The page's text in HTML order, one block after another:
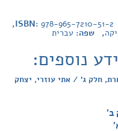
978-965-7210-51-2
,
, שפה: עברית
נוספים:
חלק ג' / אתי עוזרי, יצחק
ב'